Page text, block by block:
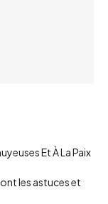
Et À La Paix
les astuces et